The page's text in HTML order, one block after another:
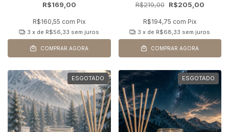
R$169,00
R$160,55 com Pix
3 x de R$56,33 sem juros
COMPRAR AGORA
R$219,00 R$205,00
R$194,75 com Pix
3 x de R$68,33 sem juros
COMPRAR AGORA
ESGOTADO ESGOTADO